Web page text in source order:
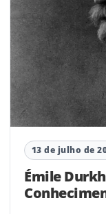
13 de julho de
Émile